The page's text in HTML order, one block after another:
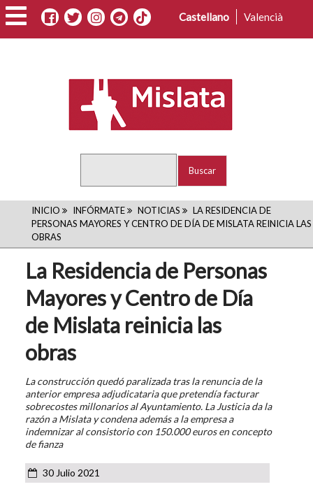
Pasar
al
contenido
Castellano Valencià
RUTA
DE
NAVEGACIÓN
INICIO INFÓRMATE NOTICIAS
LA RESIDENCIA DE
PERSONAS MAYORES Y CENTRO DE DÍA DE MISLATA REINICIA LAS
OBRAS
La Residencia de Personas
Mayores y Centro de Día
de Mislata reinicia las
obras
La construcción quedó paralizada tras la renuncia de la
anterior empresa adjudicataria que pretendía facturar
sobrecostes millonarios al Ayuntamiento. La Justicia da la
razón a Mislata y condena además a la empresa a
indemnizar al consistorio con 150.000 euros en concepto
de fianza
30 Julio 2021